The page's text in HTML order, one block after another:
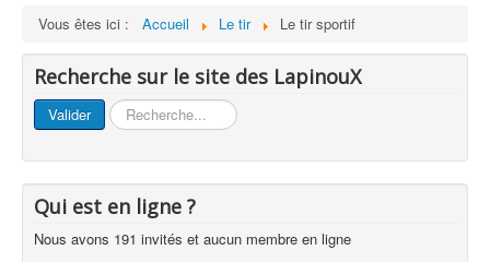
Vous êtes ici : Accueil Le tir Le tir sportif
Recherche sur le site des LapinouX
Valider Rechercher
Qui est en ligne ?
Nous avons 191 invités et aucun membre en ligne